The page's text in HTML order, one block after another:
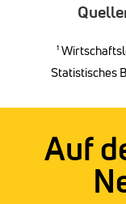
¹
Statistisches
Auf